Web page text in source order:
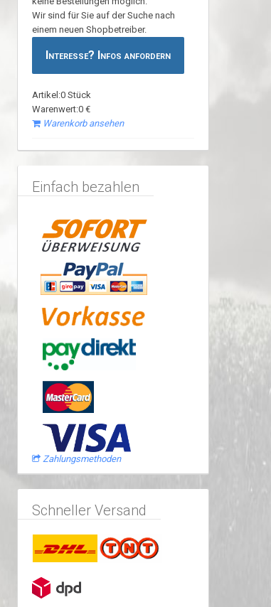
Wir sind für Sie auf der Suche nach
einem neuen Shopbetreiber.
Interesse? Infos anfordern
Artikel:0 Stück
Warenwert:0 €
Warenkorb ansehen
Einfach bezahlen
Zahlungsmethoden
Schneller Versand